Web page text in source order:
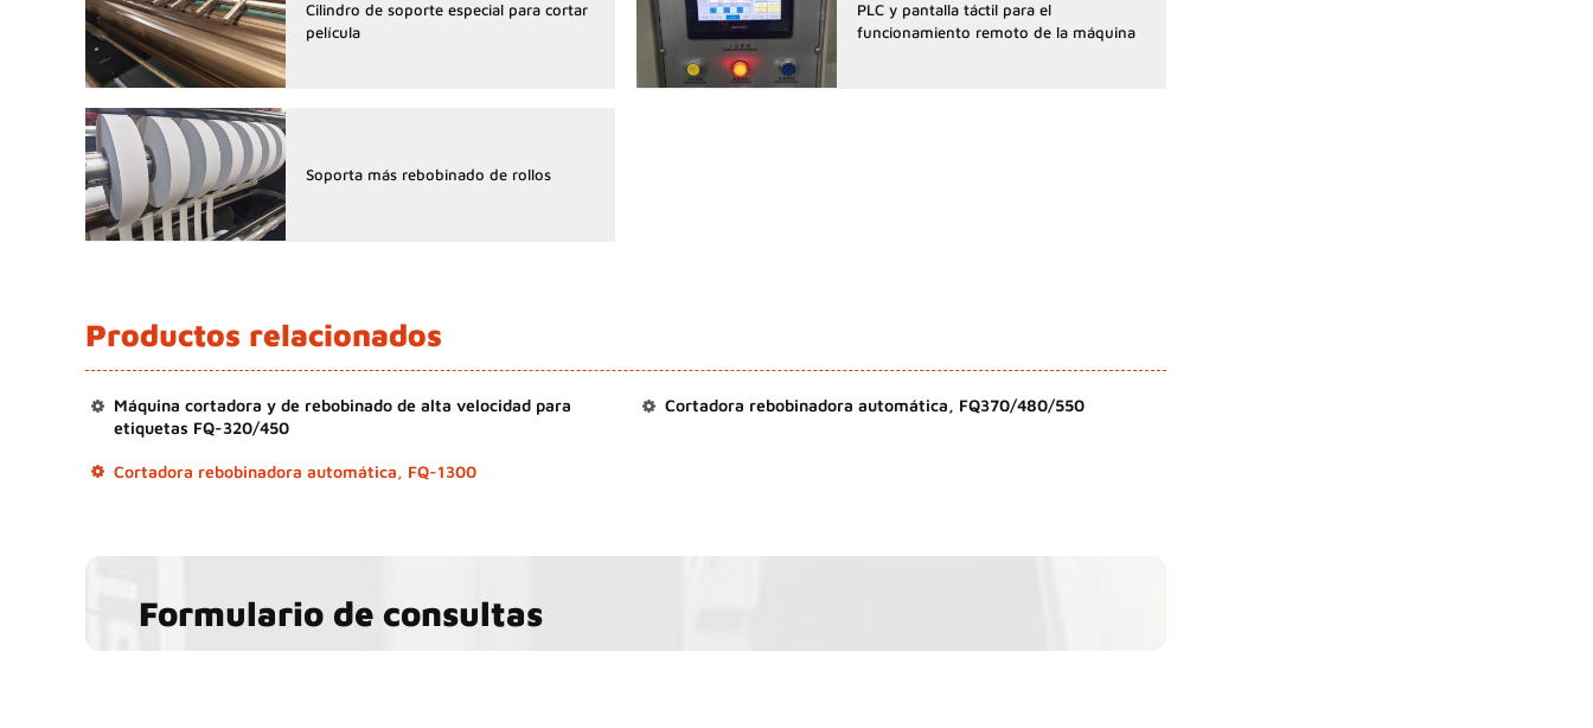
Cilindro de soporte especial para cortar
película
PLC y pantalla táctil para el
funcionamiento remoto de la máquina
Soporta más rebobinado de rollos
Productos relacionados
Máquina cortadora y de rebobinado de alta velocidad para
etiquetas FQ-320/450
Cortadora rebobinadora automática, FQ370/480/550
Cortadora rebobinadora automática, FQ-1300
Formulario de consultas